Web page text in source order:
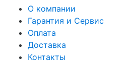
О компании
Гарантия и Сервис
Оплата
Доставка
Контакты